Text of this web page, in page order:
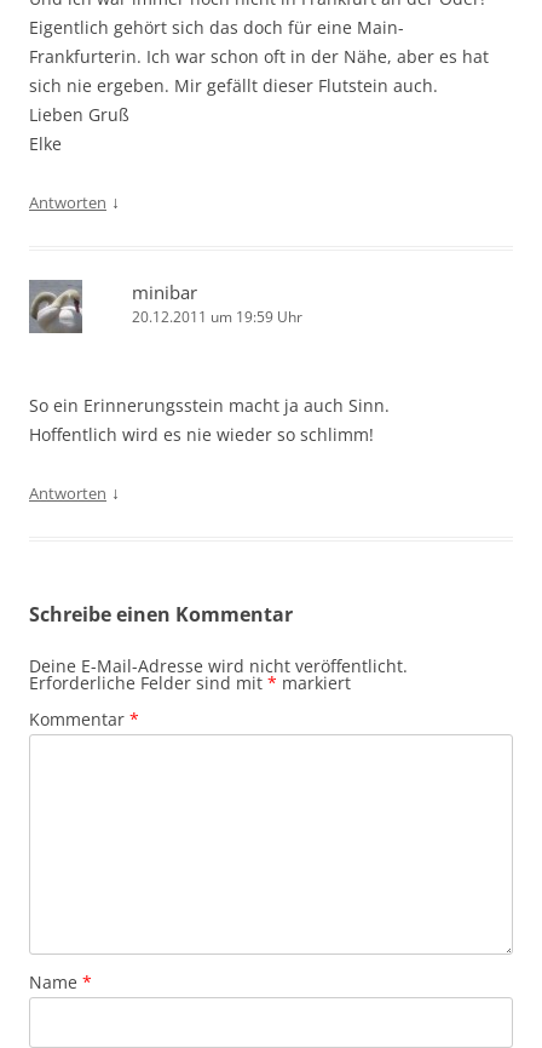
Eigentlich gehört sich das doch für eine Main-
Frankfurterin. Ich war schon oft in der Nähe, aber es hat
sich nie ergeben. Mir gefällt dieser Flutstein auch.
Lieben Gruß
Elke
Antworten ↓
minibar
20.12.2011 um 19:59 Uhr
So ein Erinnerungsstein macht ja auch Sinn.
Hoffentlich wird es nie wieder so schlimm!
Antworten ↓
Schreibe einen Kommentar
Deine E-Mail-Adresse wird nicht veröffentlicht.
Erforderliche Felder sind mit * markiert
Kommentar *
Name *